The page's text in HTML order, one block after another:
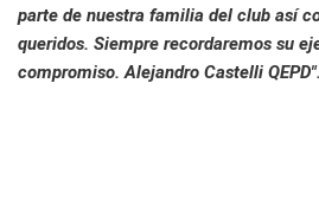
parte de nuestra familia del club así
queridos. Siempre recordaremos su
compromiso. Alejandro Castelli QEPD".